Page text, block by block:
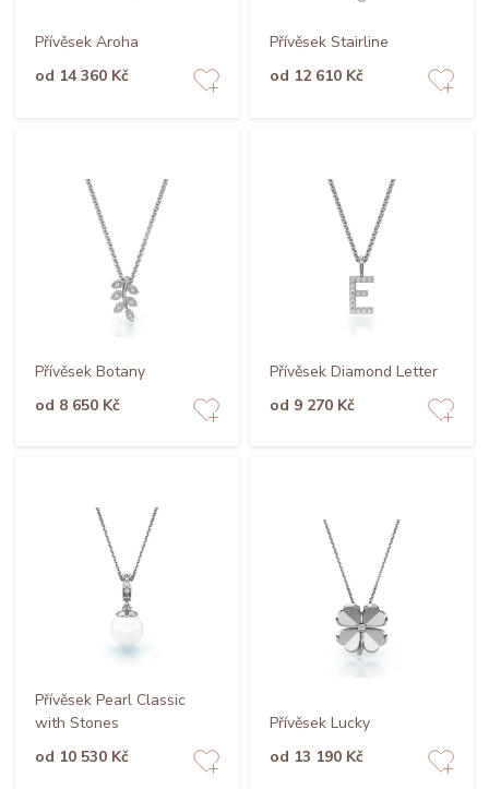
Přívěsek Aroha
od 14 360 Kč
Přívěsek Stairline
od 12 610 Kč
Přívěsek Botany
od 8 650 Kč
Přívěsek Diamond Letter
od 9 270 Kč
Přívěsek Pearl Classic
with Stones
od 10 530 Kč
Přívěsek Lucky
od 13 190 Kč